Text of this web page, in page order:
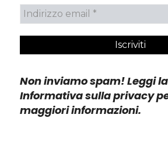
email
*
Non inviamo spam! Leggi
Informativa sulla privacy
maggiori informazioni.